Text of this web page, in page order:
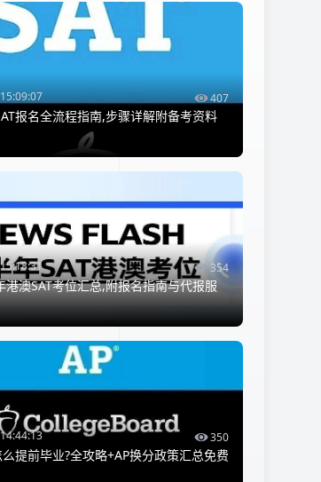
407
报名全流程指南,步骤详解附备考资料
354
港澳SAT考位汇总,附报名指南与代报服
350
提前毕业?全攻略+AP换分政策汇总免费